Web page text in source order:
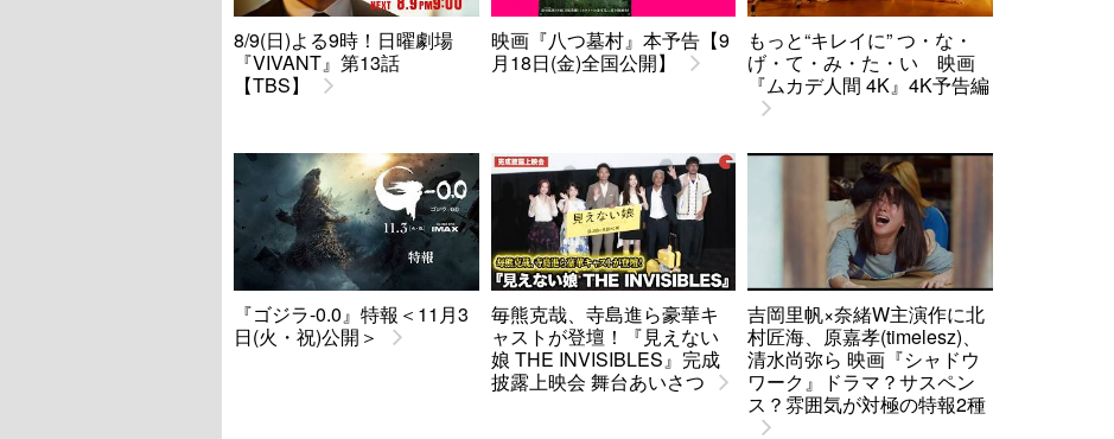
8/9(日)よる9時！日曜劇場
『VIVANT』第13話
【TBS】
映画『八つ墓村』本予告【9
月18日(金)全国公開】
もっと“キレイに” つ・な・
げ・て・み・た・い 映画
『ムカデ人間 4K』4K予告編
『ゴジラ-0.0』特報＜11月3
日(火・祝)公開＞
毎熊克哉、寺島進ら豪華キ
ャストが登壇！『見えない
娘 THE INVISIBLES』完成
披露上映会 舞台あいさつ
吉岡里帆×奈緒W主演作に北
村匠海、原嘉孝(timelesz)、
清水尚弥ら 映画『シャドウ
ワーク』ドラマ？サスペン
ス？雰囲気が対極の特報2種